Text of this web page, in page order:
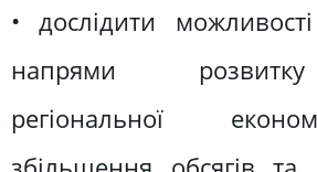
• дослідити
напрями
регіональної